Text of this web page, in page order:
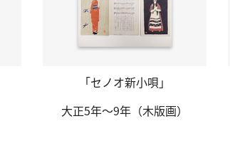
「セノオ新小唄」
大正5年～9年 （木版画）